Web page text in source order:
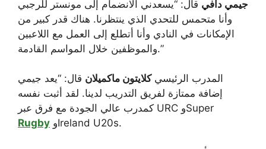
جيمي دافي قال: “يسعدني الانضمام إلى مونستر للرجبي
وأنا متحمس للتحدي الذي ينتظرنا. هناك قدر كبير من
الإمكانات في النادي وأنا أتطلع إلى العمل مع اللاعبين
والموظفين خلال المواسم القادمة.”
المدرب الرئيسيكلايتون ماكميلان قال: “يعد جيمي
إضافة ممتازة لفريق التدريب لدينا. لقد أثبت نفسه
كمدرب عالي الجودة مع فرق عبر URC وSuper
Rugby
وIreland U20s.